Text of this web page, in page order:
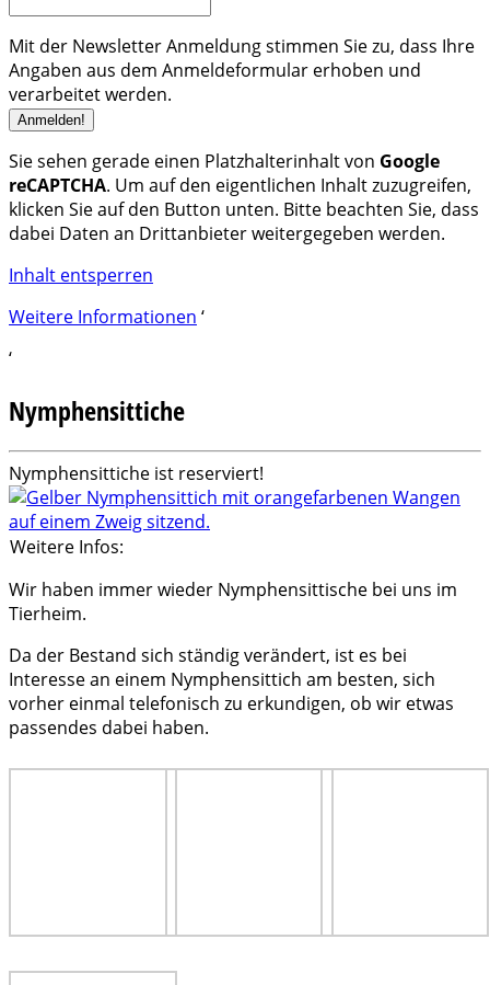
Mit der Newsletter Anmeldung stimmen Sie zu, dass Ihre
Angaben aus dem Anmeldeformular erhoben und
verarbeitet werden.
Sie sehen gerade einen Platzhalterinhalt von Google
reCAPTCHA. Um auf den eigentlichen Inhalt zuzugreifen,
klicken Sie auf den Button unten. Bitte beachten Sie, dass
dabei Daten an Drittanbieter weitergegeben werden.
Inhalt entsperren
Weitere Informationen ‘
‘
Nymphensittiche
Nymphensittiche ist reserviert!
Weitere Infos:
Wir haben immer wieder Nymphensittische bei uns im
Tierheim.
Da der Bestand sich ständig verändert, ist es bei
Interesse an einem Nymphensittich am besten, sich
vorher einmal telefonisch zu erkundigen, ob wir etwas
passendes dabei haben.